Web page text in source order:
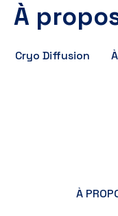
À
Cryo Diffusion
À